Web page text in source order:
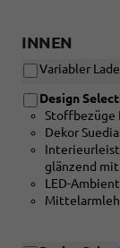
Aero)
mit:
Elektrisch
Fahrersitz
mit
elektrisch
einstellbarer
INNEN
Variabler
Design
Stoffbezüge
Dekor
glänzend
LED-